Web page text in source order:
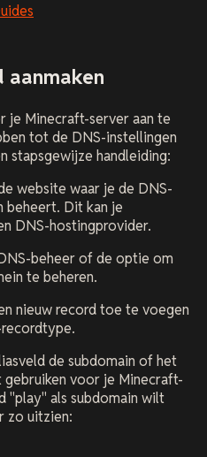
aanmaken
je Minecraft-server aan te
tot de DNS-instellingen
stapsgewijze handleiding:
website waar je de DNS-
beheert. Dit kan je
DNS-hostingprovider.
beheer of de optie om
te beheren.
nieuw record toe te voegen
de subdomain of het
voor je Minecraft-
"play" als subdomain wilt
zo uitzien: